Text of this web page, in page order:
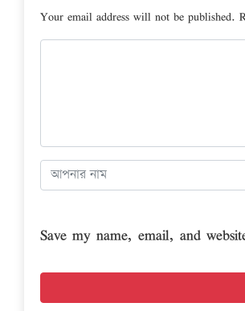
Your email address will not be published.
Save my name, email, and